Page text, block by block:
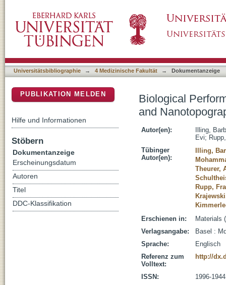
Features
Universitätsbibliographie → 4 Medizinische Fakultät → Dokumentanzeige
Biological
and
Autor(en):
Illing,
Evi;
Tübinger
Autor(en):
Illing,
Theurer,
Rupp,
Erschienen in:
Materials
Verlagsangabe:
Basel :
Sprache:
Englisch
Referenz zum
Volltext:
http://
ISSN:
1996-1944
PUBLIKATION MELDEN
Hilfe und Informationen
Stöbern
Dokumentanzeige
Erscheinungsdatum
Autoren
Titel
DDC-Klassifikation